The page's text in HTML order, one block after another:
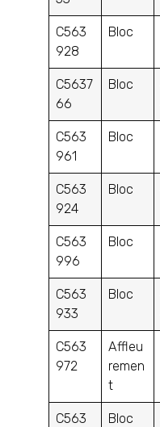
C563
928
Bloc
C5637
66
Bloc
C563
961
Bloc
C563
924
Bloc
C563
996
Bloc
C563
933
Bloc
C563
972
Affleu
remen
t
C563
Bloc